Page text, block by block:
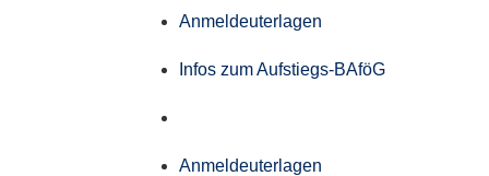
Anmeldeuterlagen
Infos zum Aufstiegs-BAföG
Anmeldeuterlagen